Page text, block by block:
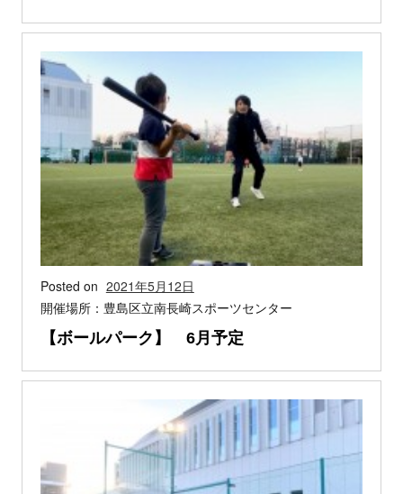
Posted on 2021年5月12日
開催場所：豊島区立南長崎スポーツセンター
【ボールパーク】 6月予定